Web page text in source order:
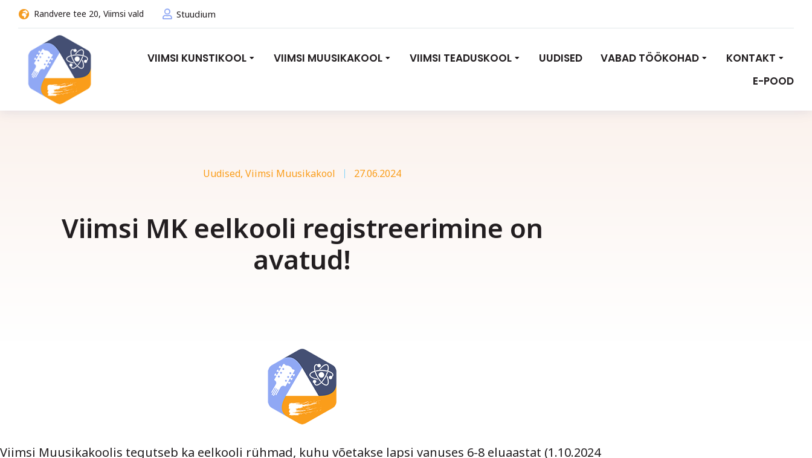
Randvere tee 20, Viimsi vald Stuudium
VIIMSI KUNSTIKOOL VIIMSI MUUSIKAKOOL VIIMSI TEADUSKOOL UUDISED VABAD TÖÖKOHAD
KONTAKT
E-POOD
Uudised, Viimsi Muusikakool 27.06.2024
Viimsi MK eelkooli registreerimine on
avatud!
Viimsi Muusikakoolis tegutseb ka eelkooli rühmad, kuhu võetakse lapsi vanuses 6-8 eluaastat (1.10.2024